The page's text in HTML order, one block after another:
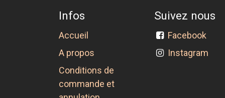
Infos
Accueil
A propos
Conditions de
commande et
Suivez nous
Facebook
Instagram